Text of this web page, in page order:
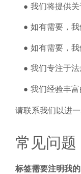
我们将提供
如有需要，
如有需要，
我们专注于
我们经验丰
请联系我们以进
常见问题
标签需要注明我